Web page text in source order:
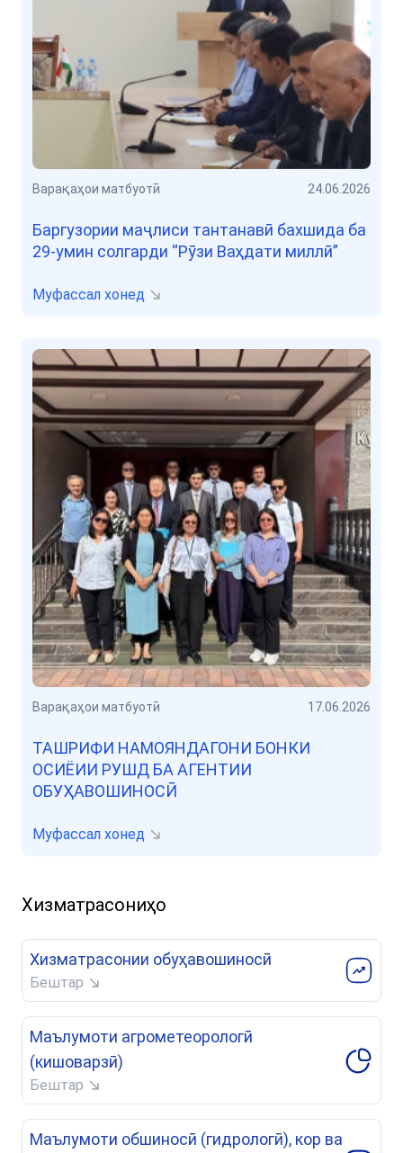
Варақаҳои матбуотӣ 24.06.2026
Баргузории маҷлиси тантанавӣ бахшида ба
29-умин солгарди “Рӯзи Ваҳдати миллӣ”
Муфассал хонед
Варақаҳои матбуотӣ 17.06.2026
ТАШРИФИ НАМОЯНДАГОНИ БОНКИ
ОСИЁИИ РУШД БА АГЕНТИИ
ОБУҲАВОШИНОСӢ
Муфассал хонед
Хизматрасониҳо
Хизматрасонии обуҳавошиносӣ
Бештар
Маълумоти агрометеорологӣ
(кишоварзӣ)
Бештар
Маълумоти обшиносӣ (гидрологӣ), кор ва